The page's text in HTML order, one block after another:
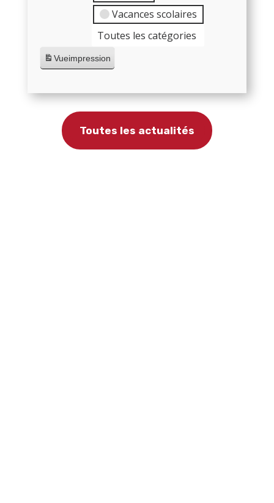
Vacances scolaires
Toutes les catégories
Vueimpression
Toutes les actualités